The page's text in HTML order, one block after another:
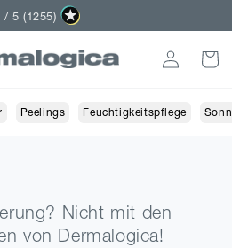
im Treueprogramm
Einloggen
Peelings Feuchtigkeitspflege
Nicht mit den
von Dermalogica!